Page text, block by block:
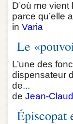
D’où me
parce qu’elle
in Varia
Le
L’une des
dispensateur
de...
de Jean-
Épiscopat